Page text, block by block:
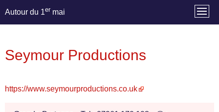
Autour du 1er mai
Seymour Productions
https://www.seymourproductions.co.uk